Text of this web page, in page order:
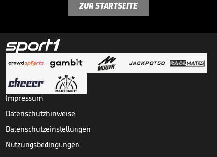
ZUR STARTSEITE
Impressum
Datenschutzhinweise
Datenschutzeinstellungen
Nutzungsbedingungen